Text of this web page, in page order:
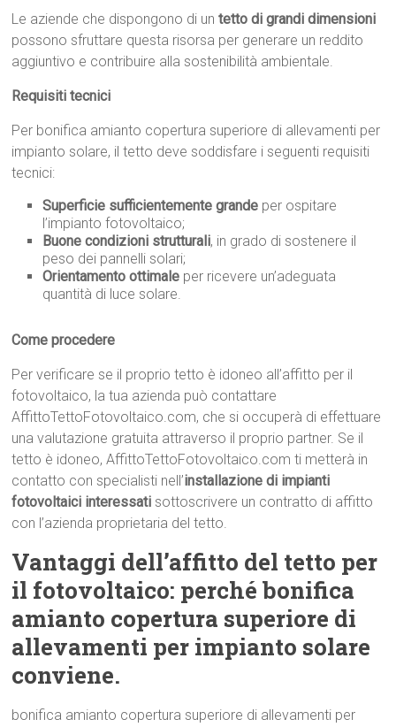
Le aziende che dispongono di untetto di grandi dimensioni
possono sfruttare questa risorsa per generare un reddito
aggiuntivo e contribuire alla sostenibilità ambientale.
Requisiti tecnici
Per bonifica amianto copertura superiore di allevamenti per
impianto solare, il tetto deve soddisfare i seguenti requisiti
tecnici:
Superficie sufficientemente grande per ospitare
l’impianto fotovoltaico;
Buone condizioni strutturali, in grado di sostenere il
peso dei pannelli solari;
Orientamento ottimale per ricevere un’adeguata
quantità di luce solare.
Come procedere
Per verificare se il proprio tetto è idoneo all’affitto per il
fotovoltaico, la tua azienda può contattare
AffittoTettoFotovoltaico.com, che si occuperà di effettuare
una valutazione gratuita attraverso il proprio partner. Se il
tetto è idoneo, AffittoTettoFotovoltaico.com ti metterà in
contatto con specialisti nell’installazione di impianti
fotovoltaici interessati sottoscrivere un contratto di affitto
con l’azienda proprietaria del tetto.
Vantaggi dell’affitto del tetto per
il fotovoltaico: perché bonifica
amianto copertura superiore di
allevamenti per impianto solare
conviene.
bonifica amianto copertura superiore di allevamenti per